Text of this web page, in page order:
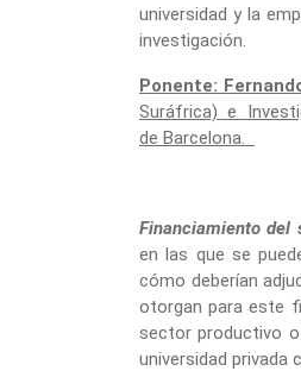
universidad y la
investigación.
Ponente:
Suráfrica) e
de Barcelona.
Financiamiento del
en las que se
cómo deberían
otorgan para este
sector productivo
universidad privada